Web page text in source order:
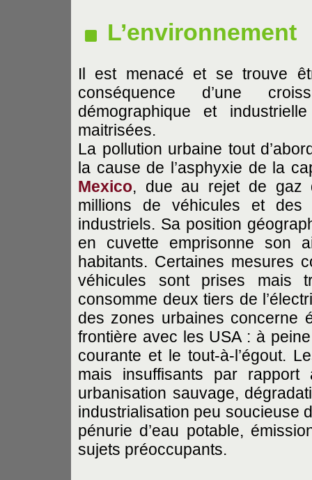
L’environnement
Il est menacé et se trouve
conséquence d’une
démographique et
maitrisées.
La pollution urbaine tout
la cause de l’asphyxie de la
Mexico, due au rejet de gaz
millions de véhicules et des
industriels. Sa position
en cuvette emprisonne son
habitants. Certaines mesures
véhicules sont prises mais
consomme deux tiers de
des zones urbaines concerne
frontière avec les USA : à
courante et le tout-à-l’égout.
mais insuffisants par rapport
urbanisation sauvage,
industrialisation peu soucieuse
pénurie d’eau potable,
sujets préoccupants.